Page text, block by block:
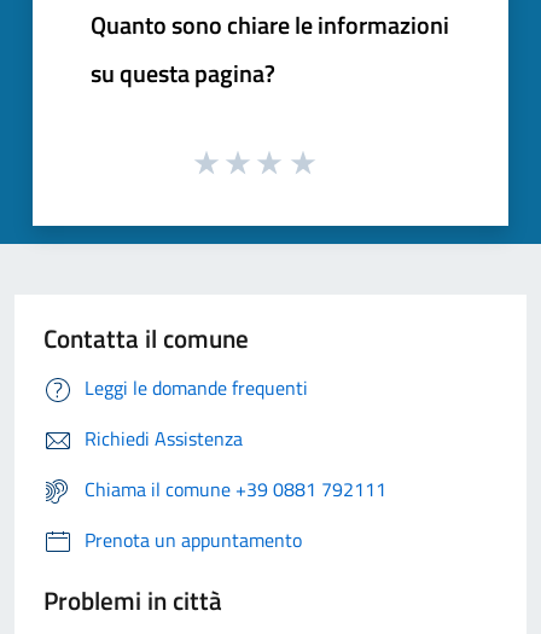
Quanto sono chiare le informazioni
su questa pagina?
Contatta il comune
Leggi le domande frequenti
Richiedi Assistenza
Chiama il comune +39 0881 792111
Prenota un appuntamento
Problemi in città